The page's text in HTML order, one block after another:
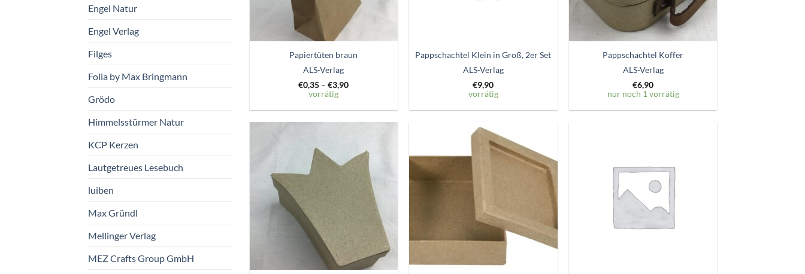
Engel Natur
Engel Verlag
Filges
Folia by Max Bringmann
Grödo
Himmelsstürmer Natur
KCP Kerzen
Lautgetreues Lesebuch
luiben
Max Gründl
Mellinger Verlag
MEZ Crafts Group GmbH
Papiertüten braun
ALS-Verlag
€0,35 –€3,90
vorrätig
Pappschachtel Klein in Groß, 2er Set
ALS-Verlag
€9,90
vorrätig
Pappschachtel Koffer
ALS-Verlag
€6,90
nur noch 1 vorrätig
Zum
Wunschzettel
hinzufügen
Zum
Wunschzettel
hinzufügen
hinzufügen